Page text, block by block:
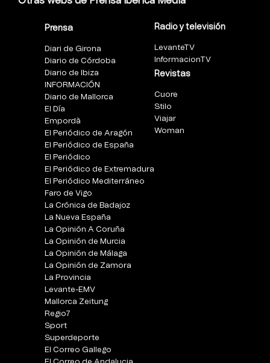
Prensa
Diari de Girona
Diario de Córdoba
Diario de Ibiza
INFORMACIÓN
Diario de Mallorca
El Día
Empordà
El Periódico de Aragón
El Periódico de España
El Periódico
El Periódico de Extremadura
El Periódico Mediterráneo
Faro de Vigo
La Crónica de Badajoz
La Nueva España
La Opinión A Coruña
La Opinión de Murcia
La Opinión de Málaga
La Opinión de Zamora
La Provincia
Levante-EMV
Mallorca Zeitung
Regio7
Sport
Superdeporte
El Correo Gallego
Radio y televisión
LevanteTV
InformacionTV
Revistas
Cuore
Stilo
Viajar
Woman